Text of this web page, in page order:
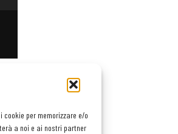
per memorizzare e/o
a noi e ai nostri partner